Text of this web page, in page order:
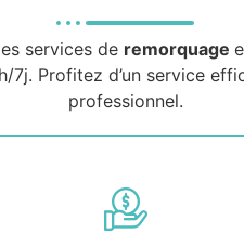
services de remorquage
7j. Profitez d’un service
professionnel.